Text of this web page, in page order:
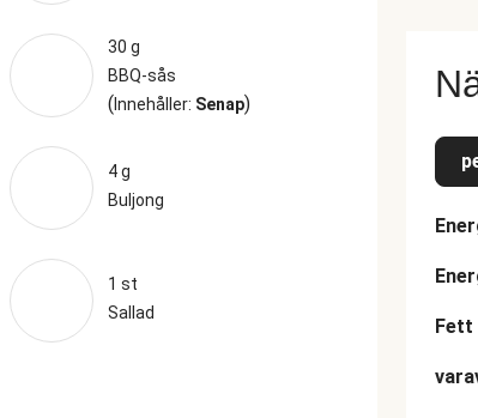
30 g
BBQ-sås
(Innehåller: Senap)
4 g
Buljong
1 st
Sallad
Fett